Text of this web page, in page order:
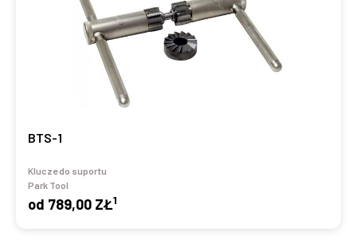
BTS-1
Klucze do suportu
Park Tool
od 789,00 ZŁ1